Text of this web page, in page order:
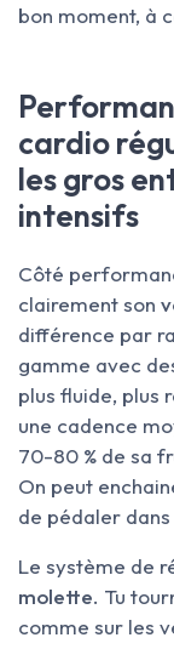
bon moment, à
cardio
les gros
intensifs
Côté
clairement son
différence par
gamme avec
plus fluide, plus
une cadence
70-80 % de sa
On peut
de pédaler
Le système de
molette. Tu
comme sur les